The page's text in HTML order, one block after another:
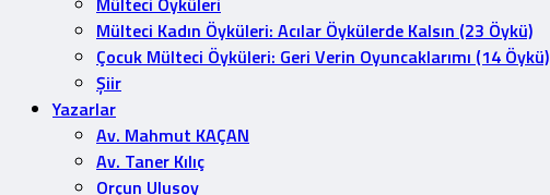
Mülteci Kadın Öyküleri: Acılar Öykülerde Kalsın (23 Öykü)
Çocuk Mülteci Öyküleri: Geri Verin Oyuncaklarımı (14 Öykü)
Şiir
Yazarlar
Av. Mahmut KAÇAN
Av. Taner Kılıç
Orçun Ulusoy